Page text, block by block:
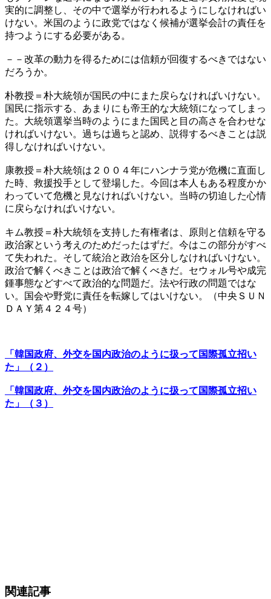
実的に調整し、その中で選挙が行われるようにしなければい
けない。米国のように政党ではなく候補が選挙会計の責任を
持つようにする必要がある。
－－改革の動力を得るためには信頼が回復するべきではない
だろうか。
朴教授＝朴大統領が国民の中にまた戻らなければいけない。
国民に指示する、あまりにも帝王的な大統領になってしまっ
た。大統領選挙当時のようにまた国民と目の高さを合わせな
ければいけない。過ちは過ちと認め、説得するべきことは説
得しなければいけない。
康教授＝朴大統領は２００４年にハンナラ党が危機に直面し
た時、救援投手として登場した。今回は本人もある程度かか
わっていて危機と見なければいけない。当時の切迫した心情
に戻らなければいけない。
キム教授＝朴大統領を支持した有権者は、原則と信頼を守る
政治家という考えのためだったはずだ。今はこの部分がすべ
て失われた。そして統治と政治を区分しなければいけない。
政治で解くべきことは政治で解くべきだ。セウォル号や成完
鍾事態などすべて政治的な問題だ。法や行政の問題ではな
い。国会や野党に責任を転嫁してはいけない。（中央ＳＵＮ
ＤＡＹ第４２４号）
「韓国政府、外交を国内政治のように扱って国際孤立招い
た」（２）
「韓国政府、外交を国内政治のように扱って国際孤立招い
た」（３）
関連記事